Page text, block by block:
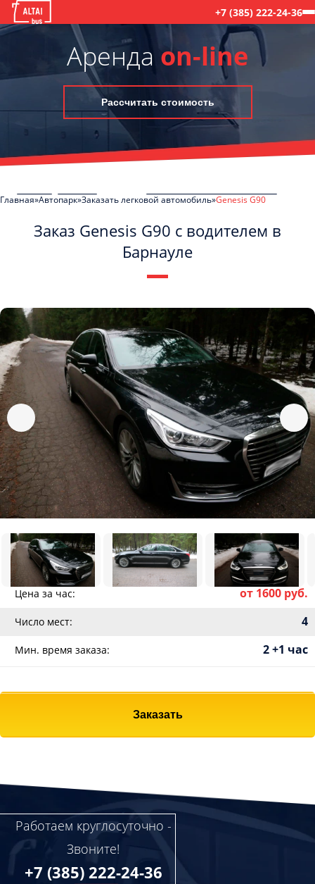
+7 (385) 222-24-36
Аренда on-line
Рассчитать стоимость
Главная Автопарк Заказать легковой автомобиль Genesis G90
Заказ Genesis G90 с водителем в
Барнауле
Цена за час: от 1600 руб.
Число мест: 4
Мин. время заказа: 2 +1 час
Заказать
Работаем круглосуточно -
Звоните!
+7 (385) 222-24-36
Политикой конфиденциальности
ознакомлен(а), даю согласие на